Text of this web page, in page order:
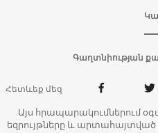
Գաղտնիության
Հետևեք մեզ
Այս հրապարակումներում
եզրույթները և